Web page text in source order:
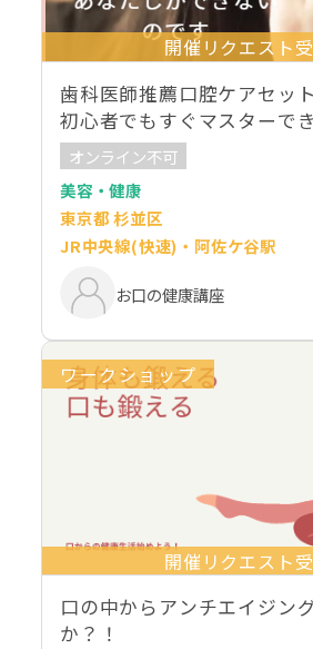
開催リクエスト
歯科医師推薦口腔ケアセッ
初心者でもすぐマスターで
オンライン不可
美容・健康
東京都 杉並区
JR中央線(快速)・阿佐ケ谷駅
お口の健康講座
ワークショップ
開催リクエスト
口の中からアンチエイジン
か？！